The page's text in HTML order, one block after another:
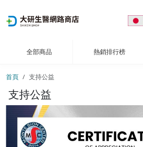
全部商品 熱銷排行榜
首頁 支持公益
支持公益